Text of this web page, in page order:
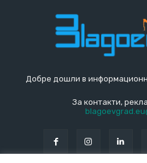
Добре дошли в
За контакти,